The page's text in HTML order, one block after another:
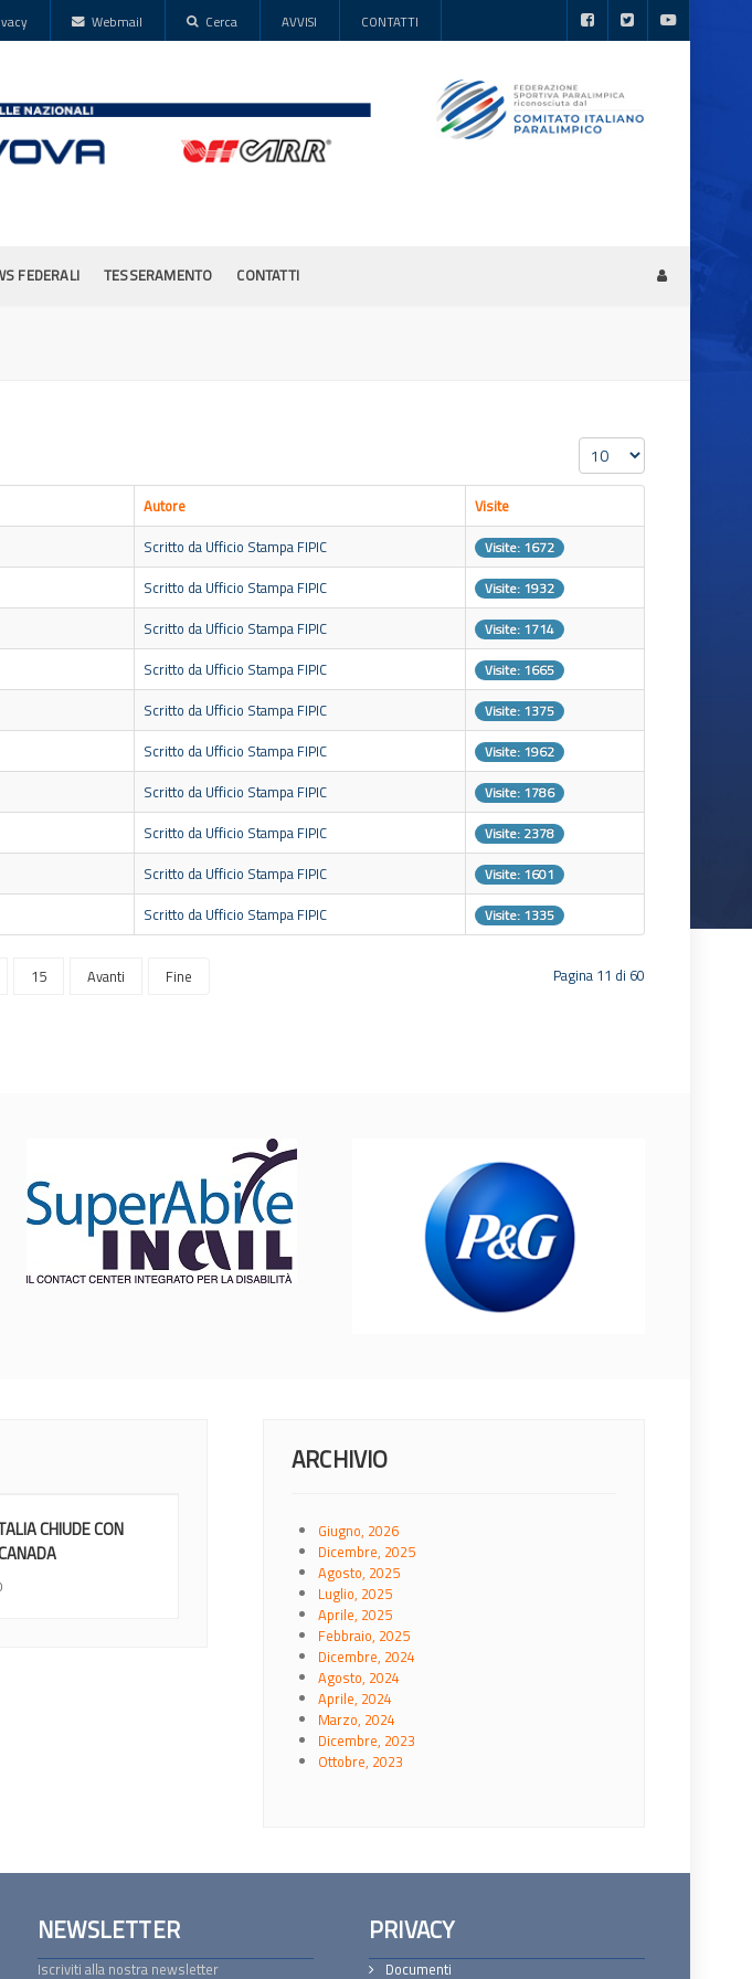
Webmail Cerca AVVISI CONTATTI
FEDERALI TESSERAMENTO CONTATTI
Visualizza n.
Autore
Visite
Scritto da Ufficio Stampa FIPIC Visite: 1672
Scritto da Ufficio Stampa FIPIC Visite: 1932
Scritto da Ufficio Stampa FIPIC Visite: 1714
Scritto da Ufficio Stampa FIPIC Visite: 1665
Scritto da Ufficio Stampa FIPIC Visite: 1375
Scritto da Ufficio Stampa FIPIC Visite: 1962
Scritto da Ufficio Stampa FIPIC Visite: 1786
Scritto da Ufficio Stampa FIPIC Visite: 2378
Scritto da Ufficio Stampa FIPIC Visite: 1601
Scritto da Ufficio Stampa FIPIC Visite: 1335
Pagina 11 di 60
15 Avanti
Fine
CHIUDE CON
ARCHIVIO
Giugno, 2026
Dicembre, 2025
Agosto, 2025
Luglio, 2025
Aprile, 2025
Febbraio, 2025
Dicembre, 2024
Agosto, 2024
Aprile, 2024
Marzo, 2024
Dicembre, 2023
Ottobre, 2023
NEWSLETTER
Iscriviti alla nostra newsletter
PRIVACY
Documenti